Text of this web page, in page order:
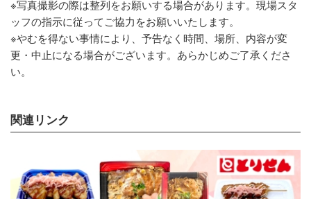
※写真撮影の際は整列をお願いする場合があります。現場スタ
ッフの指示に従ってご協力をお願いいたします。
※やむを得ない事情により、予告なく時間、場所、内容が変
更・中止になる場合がございます。あらかじめご了承くださ
い。
関連リンク